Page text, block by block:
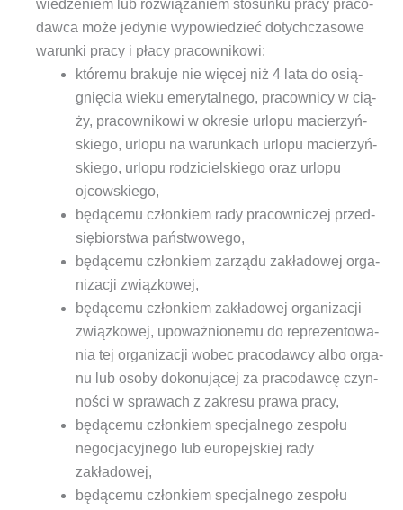
wie­dze­niem lub roz­wią­za­niem sto­sun­ku pra­cy pra­co­
daw­ca może jedy­nie wypo­wie­dzieć dotych­cza­so­we
warun­ki pra­cy i pła­cy pracownikowi:
któ­re­mu bra­ku­je nie wię­cej niż 4 lata do osią­
gnię­cia wie­ku eme­ry­tal­ne­go, pra­cow­ni­cy w cią­
ży, pra­cow­ni­ko­wi w okre­sie urlo­pu macie­rzyń­
skie­go, urlo­pu na warun­kach urlo­pu macie­rzyń­
skie­go, urlo­pu rodzi­ciel­skie­go oraz urlo­pu
ojcowskiego,
będą­ce­mu człon­kiem rady pra­cow­ni­czej przed­
się­bior­stwa państwowego,
będą­ce­mu człon­kiem zarzą­du zakła­do­wej orga­
ni­za­cji związkowej,
będą­ce­mu człon­kiem zakła­do­wej orga­ni­za­cji
związ­ko­wej, upo­waż­nio­ne­mu do repre­zen­to­wa­
nia tej orga­ni­za­cji wobec pra­co­daw­cy albo orga­
nu lub oso­by doko­nu­ją­cej za pra­co­daw­cę czyn­
no­ści w spra­wach z zakre­su pra­wa pracy,
będą­ce­mu człon­kiem spe­cjal­ne­go zespo­łu
nego­cja­cyj­ne­go lub euro­pej­skiej rady
zakładowej,
będą­ce­mu człon­kiem spe­cjal­ne­go zespo­łu